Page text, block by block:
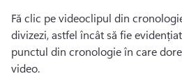
Fă clic pe videoclipul din
divizezi, astfel încât să fie
punctul din cronologie în care
video.